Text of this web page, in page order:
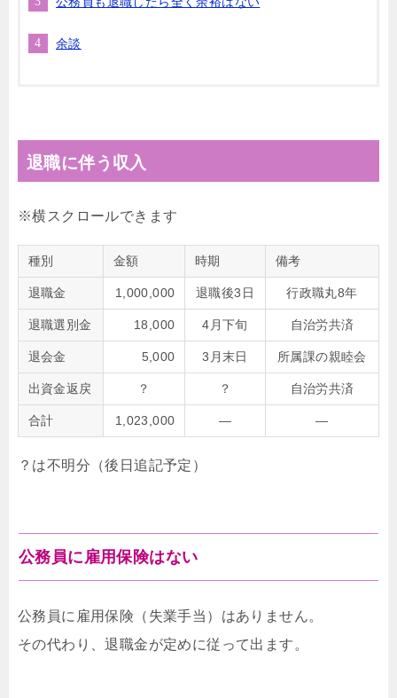
余談
退職に伴う収入
種別 金額 時期 備考
退職金 1,000,000 退職後3日 行政職丸8年
退職選別金 18,000 4月下旬 自治労共済
退会金 5,000 3月末日 所属課の親睦会
出資金返戻 ？ ？ 自治労共済
合計 1,023,000 ― ―
？は不明分（後日追記予定）
公務員に雇用保険はない
公務員に雇用保険（失業手当）はありません。
その代わり、退職金が定めに従って出ます。